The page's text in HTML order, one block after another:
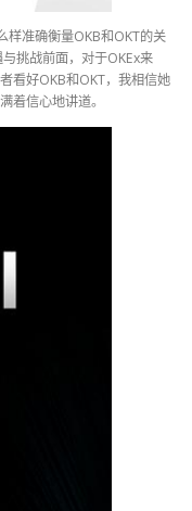
样准确衡量OKB和OKT的关
挑战前面，对于OKEx来
看好OKB和OKT，我相信她
着信心地讲道。